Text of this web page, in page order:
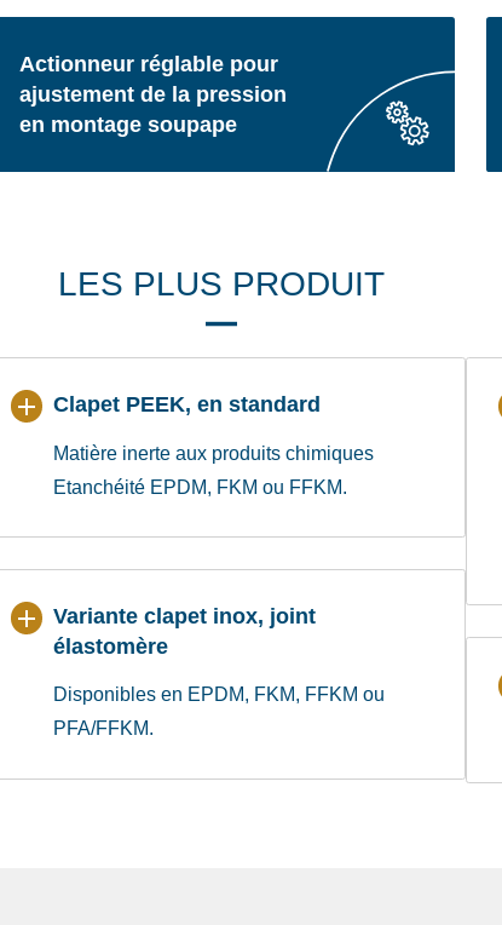
Actionneur réglable pour
ajustement de la pression
en montage soupape
LES PLUS PRODUIT
Clapet PEEK, en standard
Matière inerte aux produits chimiques
Etanchéité EPDM, FKM ou FFKM.
Variante clapet inox, joint
élastomère
Disponibles en EPDM, FKM, FFKM ou
PFA/FFKM.